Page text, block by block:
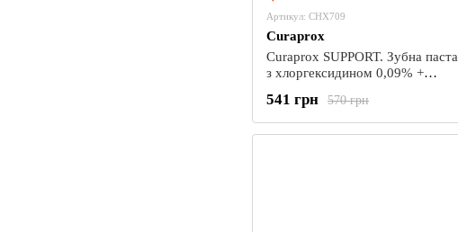
Артикул: CHX709
Curaprox
Curaprox SUPPORT. Зубна паста
з хлоргексидином 0,09% +
фтор, 75мл.570 грн
541 грн